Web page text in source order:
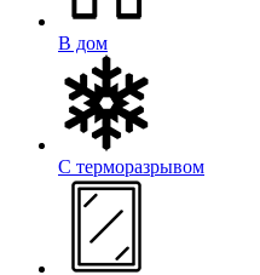
В дом
С терморазрывом